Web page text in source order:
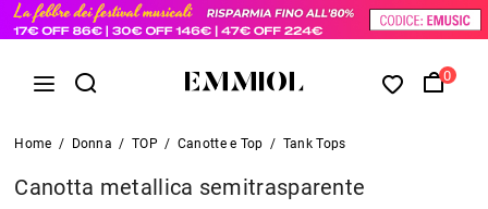
0
Home / Donna / TOP / Canotte e Top / Tank Tops
Canotta metallica semitrasparente